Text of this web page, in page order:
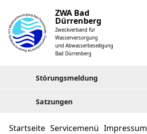
ZWA Bad
Dürrenberg
Zweckverband für
Wasserversorgung
und Abwasserbeseitigung
Bad Dürrenberg
Störungsmeldung
Satzungen
Startseite Servicemenü Impressum